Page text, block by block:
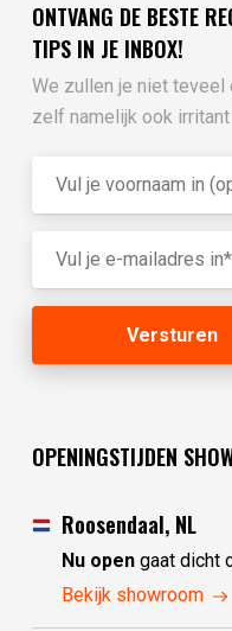
ONTVANG DE BESTE
TIPS IN JE INBOX!
We zullen je niet teveel
zelf namelijk ook irritant
OPENINGSTIJDEN
Roosendaal, NL
Nu opengaat dicht
vrijdag
zaterdag
Bekijk showroom